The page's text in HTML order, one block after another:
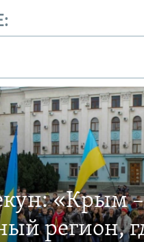
«Крым –
регион,